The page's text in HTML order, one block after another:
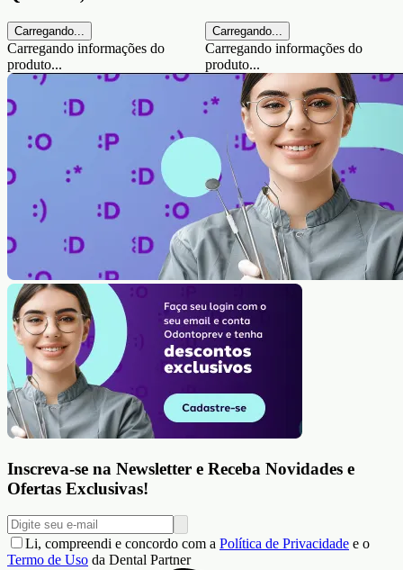
Carregando...
Carregando informações do
produto...
Carregando...
Carregando informações do
produto...
Inscreva-se na Newsletter e Receba Novidades e
Ofertas Exclusivas!
Li, compreendi e concordo com a Política de Privacidade e o
Termo de Uso da Dental Partner